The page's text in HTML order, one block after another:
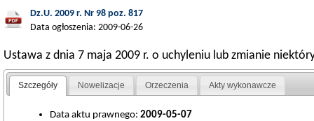
Dz.U. 2009 r. Nr 98 poz. 817
Data ogłoszenia: 2009-06-26
Ustawa z dnia 7 maja 2009 r. o uchyleniu lub zmianie
Szczegóły Nowelizacje Orzeczenia Akty wykonawcze
Data aktu prawnego: 2009-05-07